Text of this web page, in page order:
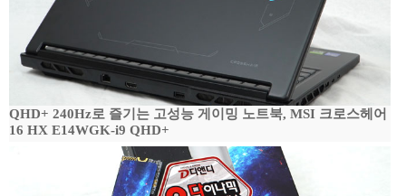
QHD+ 240Hz로 즐기는 고성능 게이밍 노트북, MSI 크로스헤어
16 HX E14WGK-i9 QHD+